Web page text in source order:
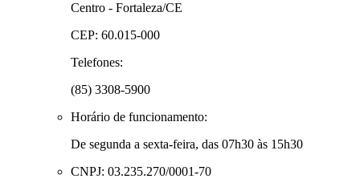
Centro - Fortaleza/CE
CEP: 60.015-000
Telefones:
(85) 3308-5900
Horário de funcionamento:
De segunda a sexta-feira, das 07h30 às 15h30
CNPJ: 03.235.270/0001-70